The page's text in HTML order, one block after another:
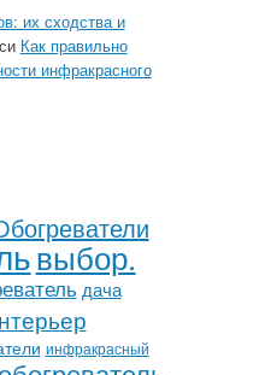
их сходства и
Как правильно
инфракрасного
выбор.
дача
инфракрасный